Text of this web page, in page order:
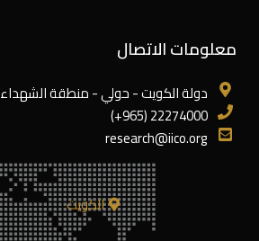
معلومات الاتصال
دولة الكويت - حولي - منطقة الشهداء
22274000 (965+)
research@iico.org
الكويت